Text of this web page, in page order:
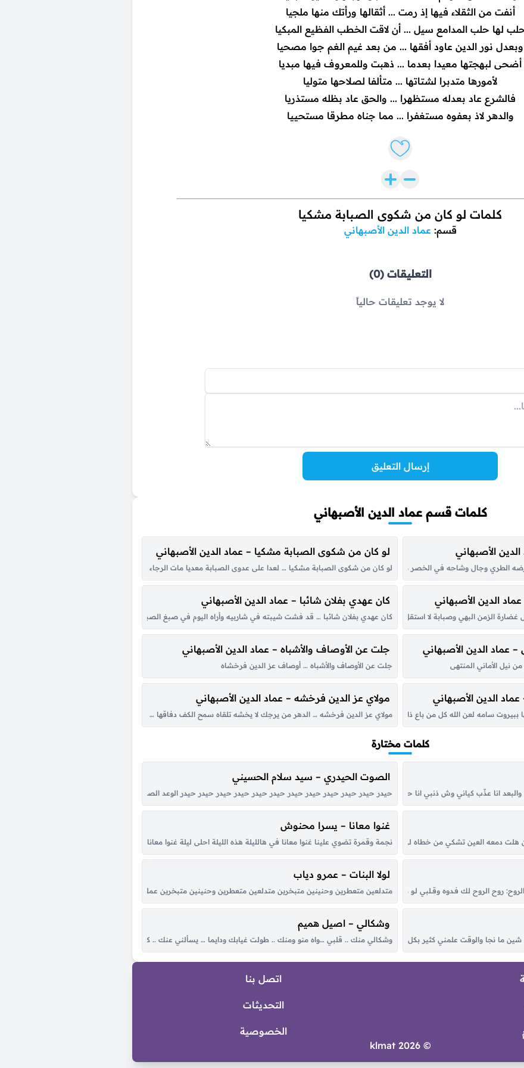
أنفت من الثقلاء فيها إذ رمت ... أثقالها ورأتك منها ملجيا
لها حلب المدامع سيل ... أن لاقت الخطب الفظيع المبكيا
وبعدل نور الدين عاود أفقها ... من بعد غيم الغم جوا مصحيا
أضحى لبهجتها معيدا بعدما ... ذهبت وللمعروف فيها مبديا
لأمورها متدبرا لشتاتها ... متألفا لصلاحها متوليا
فالشرع عاد بعدله مستظهرا ... والحق عاد بظله مستذريا
والدهر لاذ بعفوه مستغفرا ... مما جناه مطرقا مستحييا
Like lyrics
كلمات لو كان من شكوى الصبابة مشكيا
قسم: عماد الدين الأصبهاني
التعليقات (0)
لا يوجد تعليقات حالياً
إرسال التعليق
كلمات قسم عماد الدين الأصبهاني
الأصبهاني
الطري وجال وشاحه في الخصر منه … مجال الوهم في السر الخفي وجاذب حقفه غصن قصيف … فيا ويح الضعيف من القوي يؤاخذ طرفه بالذنب قلبي … فيا جور
لو كان من شكوى الصبابة مشكيا – عماد الدين الأصبهاني
لو كان من شكوى الصبابة مشكيا … لعدا على عدوى الصبابة معديا مات الرجاء فإن أردت حياته … ونشوره فارج الإمام
الدين الأصبهاني
الزمن البهي وصبابة لا استقل بشرحها … عن حصرها حصر البليغ المدره أأحبتي إن غبت عنكم فالهوى … دان لقلب بالغرام موله أنهي إليكم أن صبري منتئ …
كان عهدي بفلان شائبا – عماد الدين الأصبهاني
كان عهدي بفلان شائبا … قد فشت شيبته في شاربيه وأراه اليوم في صبغ الصبا … لونه الحالك قد عاد إليه ما أراه خضب
عماد الدين الأصبهاني
نيل الأماني المنتهى
جلت عن الأوصاف والأشباه – عماد الدين الأصبهاني
جلت عن الأوصاف والأشباه … أوصاف عز الدين فرخشاه
الدين الأصبهاني
سامه لعن الله كل من باع ذا البيع … وأخزى بخزيه من سامه
مولاي عز الدين فرخشه – عماد الدين الأصبهاني
مولاي عز الدين فرخشه … الدهر من يرجك لا يخشه تلقاه سمح الكف دفاقها … طلق المحيا كرما بشه إن شئت فوتا بالردى
كلمات مختارة
انا عذّب كياني وش ذنبي انا حبيت أنا قمر يماني هو نور عيني هو اماني ذكراه تسهرني ليالي ما انساه انا لا سامحه الله زماني للبعد والفرقة رماني والوقت دايم هو
الصوت الحيدري – سيد سلام الحسيني
حيدر حيدر حيدر حيدر حيدر حيدر حيدر حيدر حيدر حيدر حيدر حيدر الوعد الصادق علي المنصور الأولي الصوت الحيدري
دمعه العين تشكي من خطاه لي حبيب كل مابعدت عن عينه حليت وكل ماقربت منه يلقيني قفاه هم نهوني عن غرامه وانا اللي مانتهيت ويش اسوي يوم عيني
غنوا معانا – يسرا محنوش
نجمة وقمرة تضوي علينا غنوا معانا في هالليلة هذه الليلة احلى ليلة غنوا معانا هالليلة احلى ليلة هذه الليلة غنوا معانا في
روح الروح لك فـدوه وقــلبي لـو شكــا مـن حــبك الطاغي تلــوّم في العَــرَب من حَـضْره وبَدوه عـلى وعــد اللقـا لو مـوعــدك لاغي كـأن النبض مُهْــرٍ مــا وقـف عَــدوه فـلا شـاح
لولا البنات – عمرو دياب
متدلعين متعطرين وحنينين متبخرين متدلعين متعطرين وحنينين متبخرين عملوا الحرير يا ولا، شبه البنات لولا البنات يا ولا
ما نجا والوقت علمني كثير بكل هونٍ وبسجا أغيد سكن وادي الرشا تعشقه احروف الهجا والحب له جرحٍ خطير هو كل كلي يوم جا وله غرامٍ بي نشا و لا بدى بدر...
وشكالي – اصيل هميم
وشكالي منك .. قلبي …واه منو ومنك .. طولت غيابك ودايما … يسألني عنك .. كان ناسي احساسو …وحبك رجع احساسو
اتصل بنا
التحديثات
الخصوصية
© 2026 klmat